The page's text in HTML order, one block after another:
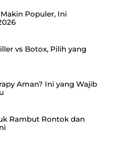
Populer, Ini
vs Botox, Pilih yang
Aman? Ini yang Wajib
Rambut Rontok dan